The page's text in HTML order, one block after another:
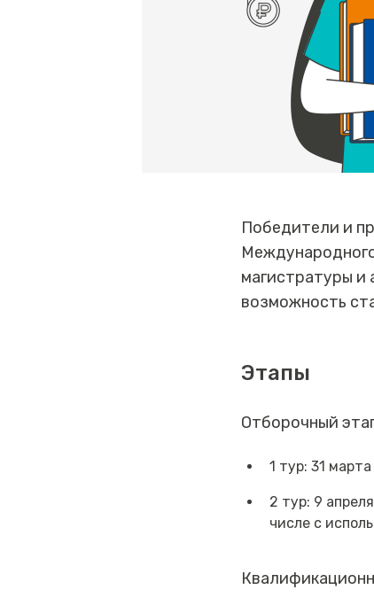
Победители и
магистратуры и
возможность
Этапы
Отборочный
1 тур: 31
2 тур: 9
числе с